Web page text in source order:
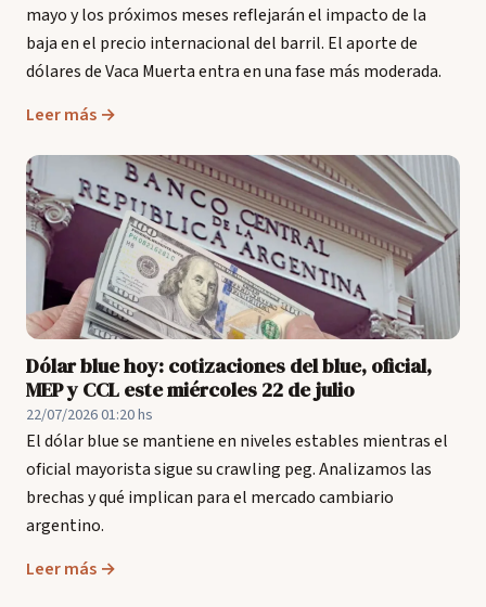
mayo y los próximos meses reflejarán el impacto de la
baja en el precio internacional del barril. El aporte de
dólares de Vaca Muerta entra en una fase más moderada.
Leer más →
Dólar blue hoy: cotizaciones del blue, oficial,
MEP y CCL este miércoles 22 de julio
22/07/2026 01:20 hs
El dólar blue se mantiene en niveles estables mientras el
oficial mayorista sigue su crawling peg. Analizamos las
brechas y qué implican para el mercado cambiario
argentino.
Leer más →